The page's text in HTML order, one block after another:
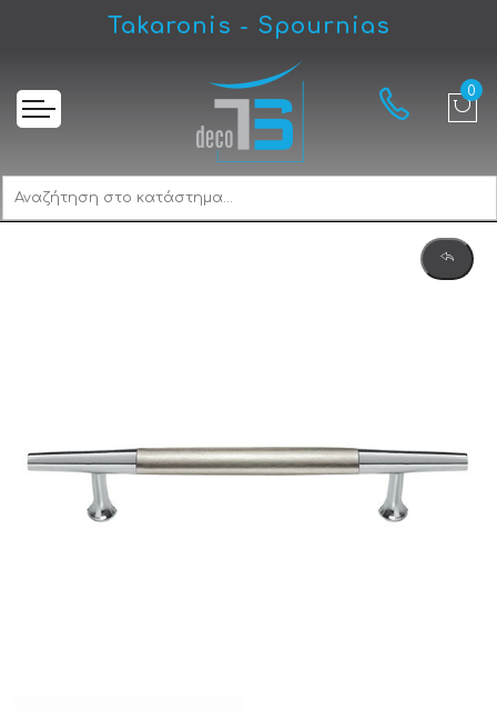
Takaronis - Spournias
Viometale Vio 05.49/96.Ε2 Λαβίτσα Νίκελ Ματ / Νίκελ